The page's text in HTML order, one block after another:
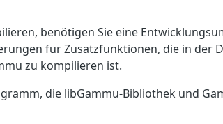
benötigen Sie eine
für Zusatzfunktionen, die in der
zu kompilieren ist.
die libGammu-Bibliothek und